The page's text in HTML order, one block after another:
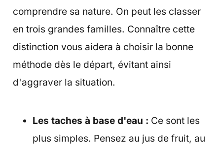
comprendre sa nature. On peut les classer
en trois grandes familles. Connaître cette
distinction vous aidera à choisir la bonne
méthode dès le départ, évitant ainsi
d'aggraver la situation.
Les taches à base d'eau : Ce sont les
plus simples. Pensez au jus de fruit, au